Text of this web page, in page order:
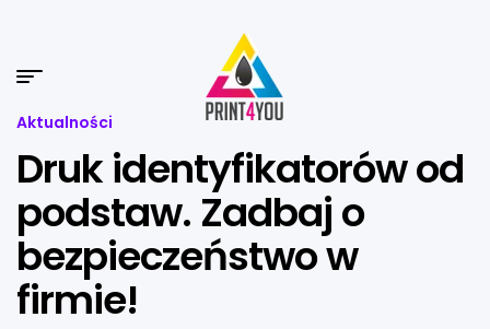
Aktualności
Druk identyfikatorów od
podstaw. Zadbaj o
bezpieczeństwo w
firmie!